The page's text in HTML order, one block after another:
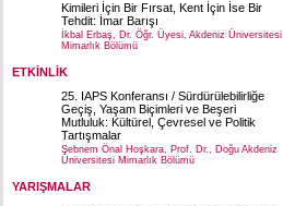
Kimileri İçin Bir Fırsat, Kent İçin İse Bir
Tehdit: İmar Barışı
İkbal Erbaş, Dr. Öğr. Üyesi, Akdeniz Üniversitesi
Mimarlık Bölümü
ETKİNLİK
25. IAPS Konferansı / Sürdürülebilirliğe
Geçiş, Yaşam Biçimleri ve Beşeri
Mutluluk: Kültürel, Çevresel ve Politik
Tartışmalar
Şebnem Önal Hoşkara, Prof. Dr., Doğu Akdeniz
Üniversitesi Mimarlık Bölümü
YARIŞMALAR